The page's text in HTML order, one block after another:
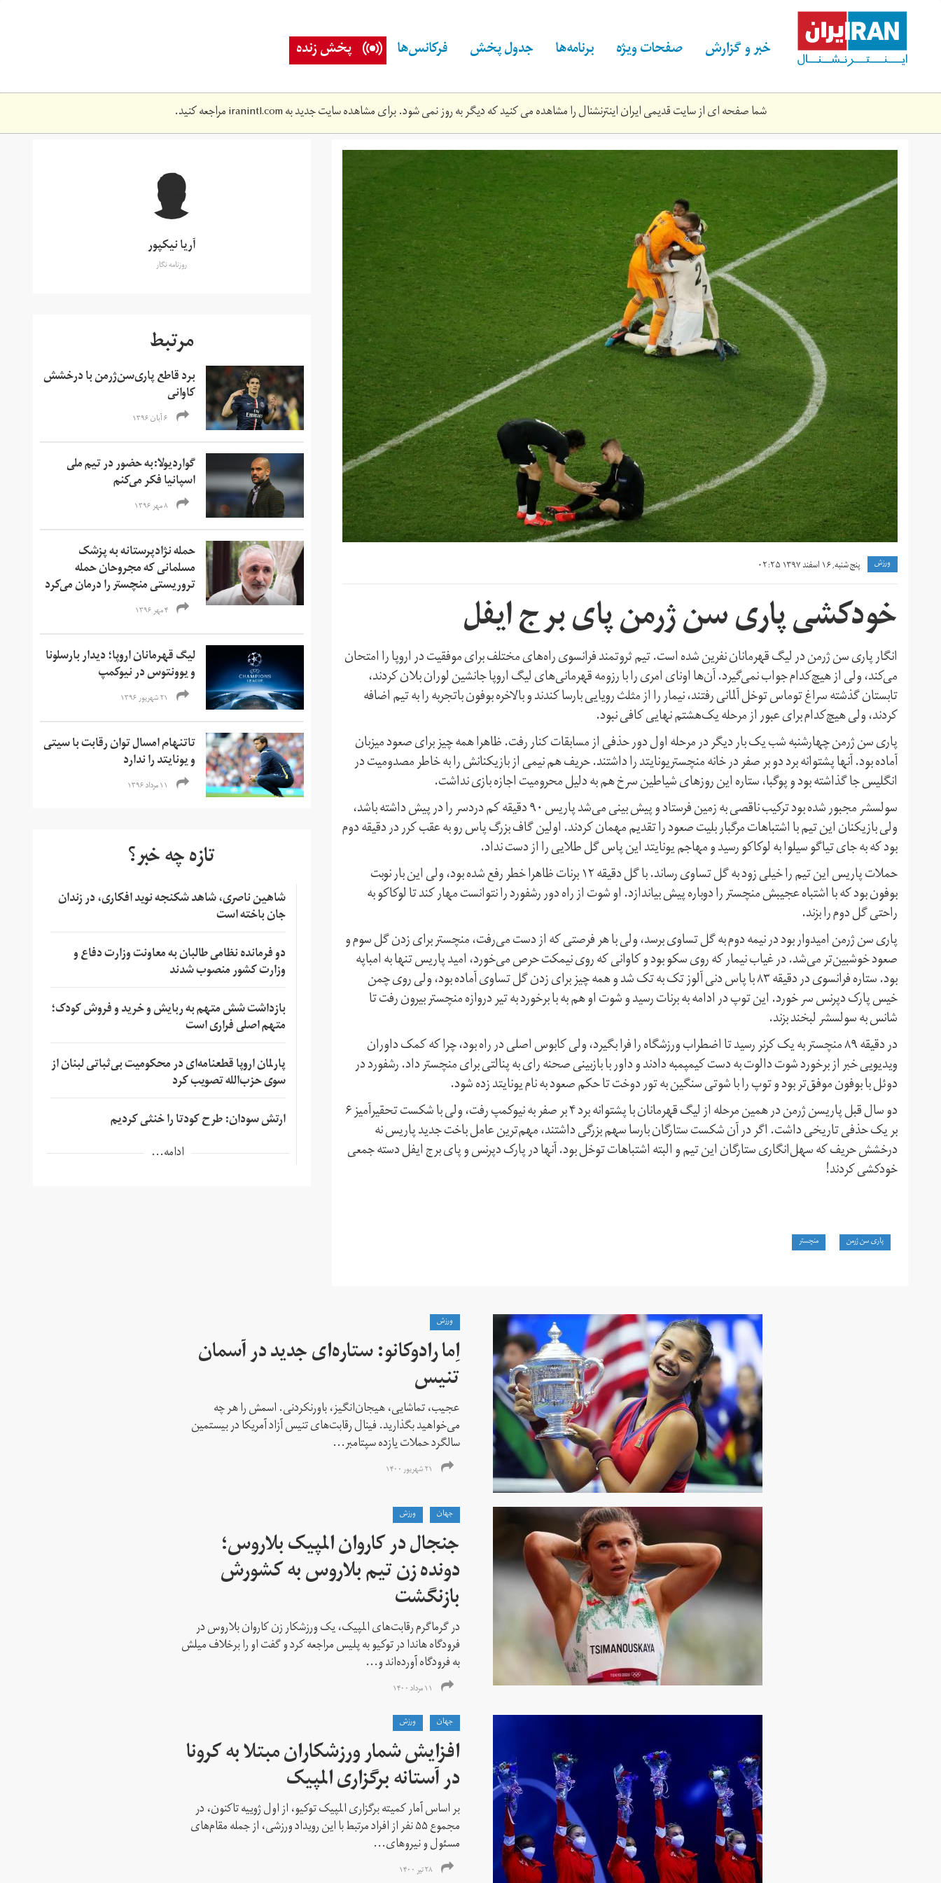
content خبر و گزارش صفحات ویژه برنامه‌ها جدول پخش فرکانس‌ها پخش زنده
شما صفحه ای از سایت قدیمی ایران اینترنشنال را مشاهده می کنید که دیگر به روز نمی شود. برای مشاهده سایت جدید بهiranintl.comمراجعه کنید.
2019-
03-
06t220149z_1946258201_rc190ff39240_rtrmadp_3_soccer-
champions-
psg-
mun.jpg
ورزش پنج شنبه, ۱۶ اسفند ۱۳۹۷ ۰۲:۲۵
خودکشی پاری سن ژرمن پای برج ایفل
انگار پاری سن ژرمن در لیگ قهرمانان نفرین شده است. تیم ثروتمند فرانسوی راه‌های مختلف برای موفقیت در اروپا را امتحان
می‌کند، ولی از هیچ‌کدام جواب نمی‌گیرد. آن‌ها اونای امری را با رزومه قهرمانی‌های لیگ اروپا جانشین لوران بلان کردند،
تابستان گذشته سراغ توماس توخل آلمانی رفتند، نیمار را از مثلث رویایی بارسا کندند و بالاخره بوفون باتجربه را به تیم اضافه
کردند، ولی هیچ‌کدام برای عبور از مرحله یک‌هشتم نهایی کافی نبود.
پاری سن ژرمن چهارشنبه شب یک بار دیگر در مرحله اول دور حذفی از مسابقات کنار رفت. ظاهرا همه چیز برای صعود میزبان
آماده بود. آنها پشتوانه برد دو بر صفر در خانه منچستریونایتد را داشتند. حریف هم نیمی از بازیکنانش را به خاطر مصدومیت در
انگلیس جا گذاشته بود و پوگبا، ستاره این روزهای شیاطین سرخ هم به دلیل محرومیت اجازه بازی نداشت.
سولسشر مجبور شده بود ترکیب ناقصی به زمین فرستاد و پیش بینی می‌شد پاریس ۹۰ دقیقه کم دردسر را در پیش داشته باشد،
ولی بازیکنان این تیم با اشتباهات مرگبار بلیت صعود را تقدیم مهمان کردند. اولین گاف بزرگ پاس رو به عقب کرر در دقیقه دوم
بود که به جای تیاگو سیلوا به لوکاکو رسید و مهاجم یونایتد این پاس گل طلایی را از دست نداد.
حملات پاریس این تیم را خیلی زود به گل تساوی رساند. با گل دقیقه ۱۲ برنات ظاهرا خطر رفع شده بود، ولی این بار نوبت
بوفون بود که با اشتباه عجیبش منچستر را دوباره پیش بیاندازد. او شوت از راه دور رشفورد را نتوانست مهار کند تا لوکاکو به
راحتی گل دوم را بزند.
پاری سن ژرمن امیدوار بود در نیمه دوم به گل تساوی برسد، ولی با هر فرصتی که از دست می‌رفت، منچستر برای زدن گل سوم و
صعود خوشبین‌تر می‌شد. در غیاب نیمار که روی سکو بود و کاوانی که روی نیمکت حرص می‌خورد، امید پاریس تنها به امباپه
بود. ستاره فرانسوی در دقیقه ۸۳ با پاس دنی آلوز تک به تک شد و همه چیز برای زدن گل تساوی آماده بود، ولی روی چمن
خیس پارک دپرنس سر خورد. این توپ در ادامه به برنات رسید و شوت او هم به با برخورد به تیر دروازه منچستر بیرون رفت تا
شانس به سولسشر لبخند بزند.
در دقیقه ۸۹ منچستر به یک کرنر رسید تا اضطراب ورزشگاه را فرا بگیرد، ولی کابوس اصلی در راه بود، چرا که کمک داوران
ویدیویی خبر از برخورد شوت دالوت به دست کیمپمبه دادند و داور با بازبینی صحنه رای به پنالتی برای منچستر داد. رشفورد در
دوئل با بوفون موفق‌تر بود و توپ را با شوتی سنگین به تور دوخت تا حکم صعود به نام یونایتد زده شود.
دو سال قبل پاریسن ژرمن در همین مرحله از لیگ قهرمانان با پشتوانه برد ۴ بر صفر به نیوکمپ رفت، ولی با شکست تحقیرآمیز ۶
بر یک حذفی تاریخی داشت. اگر در آن شکست ستارگان بارسا سهم بزرگی داشتند، مهم‌ترین عامل باخت جدید پاریس نه
درخشش حریف که سهل‌انگاری ستارگان این تیم و البته اشتباهات توخل بود. آنها در پارک دپرنس و پای برج ایفل دسته جمعی
خودکشی کردند!
پاری سن ژرمن منچستر
آریا نیکپور
روزنامه نگار
مرتبط
برد قاطع پاری‌سن‌ژرمن با درخشش
کاوانی
۶ آبان ۱۳۹۶
گواردیولا:به حضور در تیم ملی
اسپانیا فکر می‌کنم
۸ مهر ۱۳۹۶
حمله نژادپرستانه به پزشک
مسلمانی که مجروحان حمله
تروریستی منچستر را درمان می‌کرد
۴ مهر ۱۳۹۶
لیگ قهرمانان اروپا؛ دیدار بارسلونا
و یوونتوس در نیوکمپ
۲۱ شهریور ۱۳۹۶
تاتنهام امسال توان رقابت با سیتی
و یونایتد را ندارد
۱۱ مرداد ۱۳۹۶
تازه چه خبر؟
شاهین ناصری، شاهد شکنجه نوید افکاری، در زندان
جان باخته است
دو فرمانده نظامی طالبان به معاونت وزارت دفاع و
وزارت کشور منصوب شدند
بازداشت شش متهم به ربایش و خرید و فروش کودک؛
متهم اصلی فراری است
پارلمان اروپا قطعنامه‌ای در محکومیت بی‌ثباتی لبنان از
سوی حزب‌الله تصویب کرد
ارتش سودان: طرح کودتا را خنثی کردیم
ادامه...
ورزش
اِما رادوکانو: ستاره‌ای جدید در آسمان
تنیس
عجیب، تماشایی، هیجان‌انگیز، باورنکردنی. اسمش را هر چه
می‌خواهید بگذارید. فینال رقابت‌های تنیس آزاد آمریکا در بیستمین
سالگرد حملات یازده سپتامبر...
۲۱ شهریور ۱۴۰۰
جهان ورزش
جنجال در کاروان المپیک بلاروس؛
دونده زن تیم بلاروس به کشورش
بازنگشت
در گرماگرم رقابت‌های المپیک، یک ورزشکار زن کاروان بلاروس در
فرودگاه هاندا در توکیو به پلیس مراجعه کرد و گفت او را برخلاف میلش
به فرودگاه آورده‌اند و...
۱۱ مرداد ۱۴۰۰
جهان
ورزش
افزایش شمار ورزشکاران مبتلا به کرونا
در آستانه برگزاری المپیک
بر اساس آمار کمیته برگزاری المپیک توکیو، از اول ژوییه تاکنون، در
مجموع ۵۵ نفر از افراد مرتبط با این رویداد ورزشی، از جمله مقام‌های
مسئول و نیروهای...
۲۸ تیر ۱۴۰۰